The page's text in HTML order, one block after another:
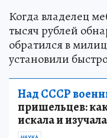
Когда владелец
тысяч рублей
обратился в
установили
Над СССР
пришельцев:
искала и